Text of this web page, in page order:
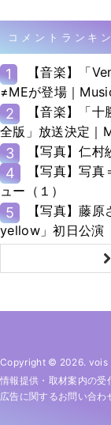
コメントランキ
1
【音楽】「
≠MEが登場｜
2
【音楽】「
全版」放送決定｜
3 【写真】仁
4
【写真】写
ュー（１）
5
【写真】藤
yellow」初日公演
Copyright © 2026. vois
情報提供・取材案内の受
広告に関するお問い合わ